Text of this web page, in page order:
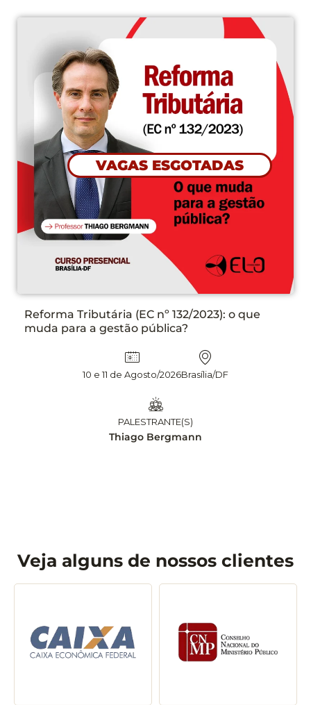
CONFIRMADO
PLANEJAMENTO DAS CONTRATAÇÕES NA LEI
N° 14.133/21 ETP, TR E DFD NA PRÁTICA, COM
13 e 14 Agosto/2026
Veja alguns de nossos clientes